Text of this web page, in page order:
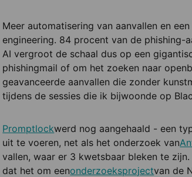
Meer automatisering van aanvallen en
engineering. 84 procent van de phishing-
AI vergroot de schaal dus op een
phishingmail of om het zoeken naar
geavanceerde aanvallen die zonder
tijdens de sessies die ik bijwoonde op
Promptlockwerd nog aangehaald - een
uit te voeren, net als het onderzoek van
vallen, waar er 3 kwetsbaar bleken te
dat het om eenonderzoeksprojectvan de